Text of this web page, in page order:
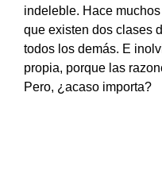
indeleble. Hace
que existen dos clases
todos los demás. E
propia, porque las
Pero, ¿acaso importa?